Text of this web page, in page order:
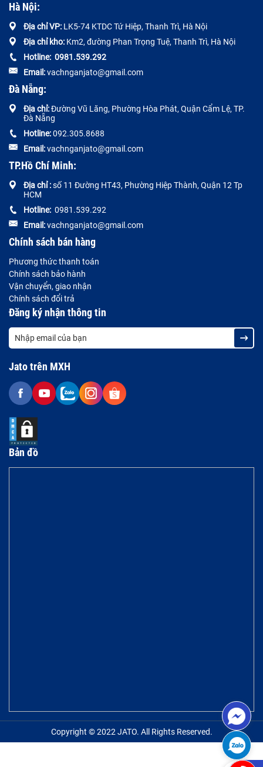
Hà Nội:
Địa chỉ VP: LK5-74 KTDC Tứ Hiệp, Thanh Trì, Hà Nội
Địa chỉ kho: Km2, đường Phan Trọng Tuệ, Thanh Trì, Hà Nội
Hotline: 0981.539.292
Email:vachnganjato@gmail.com
Đà Nẵng:
Địa chỉ:Đường Vũ Lăng, Phường Hòa Phát, Quận Cẩm Lệ, TP.
Đà Nẵng
Hotline:092.305.8688
Email:vachnganjato@gmail.com
TP.Hồ Chí Minh:
Địa chỉ :số 11 Đường HT43, Phường Hiệp Thành, Quận 12 Tp
HCM
Hotline: 0981.539.292
Email:vachnganjato@gmail.com
Chính sách bán hàng
Phương thức thanh toán
Chính sách bảo hành
Vận chuyển, giao nhận
Chính sách đổi trả
Đăng ký nhận thông tin
Jato trên MXH
Bản đồ
Copyright © 2022 JATO. All Rights Reserved.